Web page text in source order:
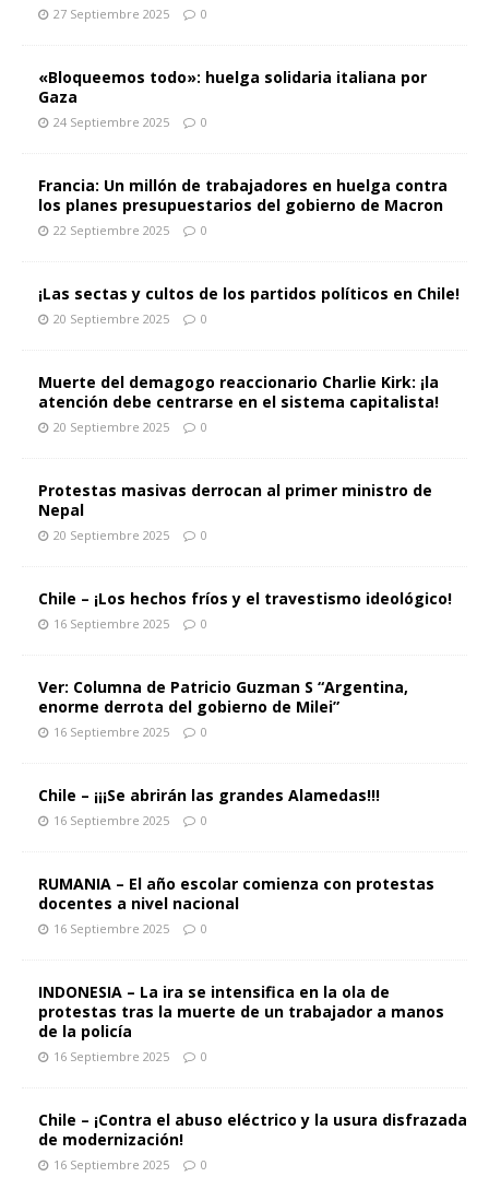
27 Septiembre 2025 0
«Bloqueemos todo»: huelga solidaria italiana por
Gaza
24 Septiembre 2025 0
Francia: Un millón de trabajadores en huelga contra
los planes presupuestarios del gobierno de Macron
22 Septiembre 2025 0
¡Las sectas y cultos de los partidos políticos en Chile!
20 Septiembre 2025 0
Muerte del demagogo reaccionario Charlie Kirk: ¡la
atención debe centrarse en el sistema capitalista!
20 Septiembre 2025 0
Protestas masivas derrocan al primer ministro de
Nepal
20 Septiembre 2025 0
Chile – ¡Los hechos fríos y el travestismo ideológico!
16 Septiembre 2025 0
Ver: Columna de Patricio Guzman S “Argentina,
enorme derrota del gobierno de Milei”
16 Septiembre 2025 0
Chile – ¡¡¡Se abrirán las grandes Alamedas!!!
16 Septiembre 2025 0
RUMANIA – El año escolar comienza con protestas
docentes a nivel nacional
16 Septiembre 2025 0
INDONESIA – La ira se intensifica en la ola de
protestas tras la muerte de un trabajador a manos
de la policía
16 Septiembre 2025 0
Chile – ¡Contra el abuso eléctrico y la usura disfrazada
de modernización!
16 Septiembre 2025 0